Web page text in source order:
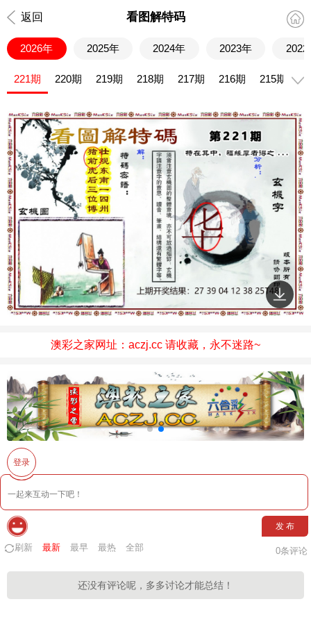
返回 看图解特码
2026年 2025年 2024年 2023年 2022
221期 220期 219期 218期 217期 216期 215期
澳彩之家网址：aczj.cc 请收藏，永不迷路~
登录
发 布
刷新 最新 最早 最热 全部 0条评论
还没有评论呢，多多讨论才能总结！